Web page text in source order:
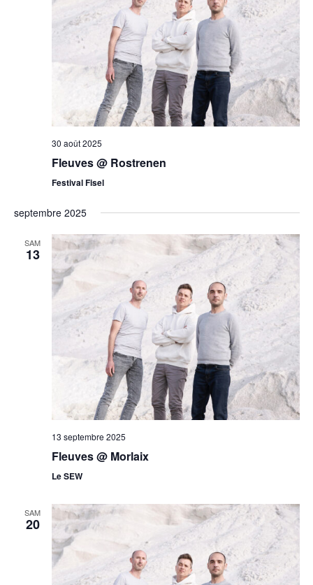
30 août 2025
Fleuves @ Rostrenen
Festival Fisel
septembre 2025
SAM
13
13 septembre 2025
Fleuves @ Morlaix
Le SEW
SAM
20